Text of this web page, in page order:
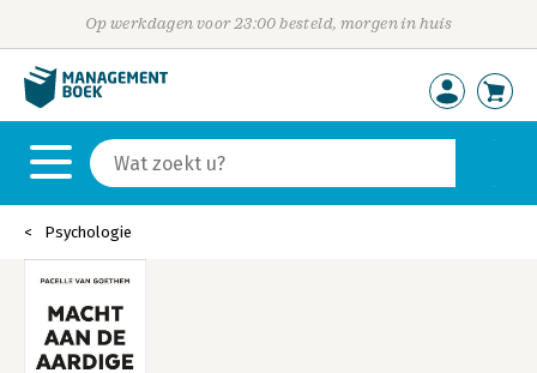
Op werkdagen voor 23:00 besteld, morgen in huis
Psychologie